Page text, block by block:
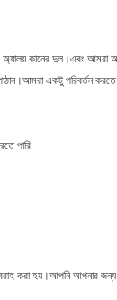
কানের দুল।এবং আমরা
একটু পরিবর্তন করতে
পারি
করা হয়।আপনি আপনার জন্য